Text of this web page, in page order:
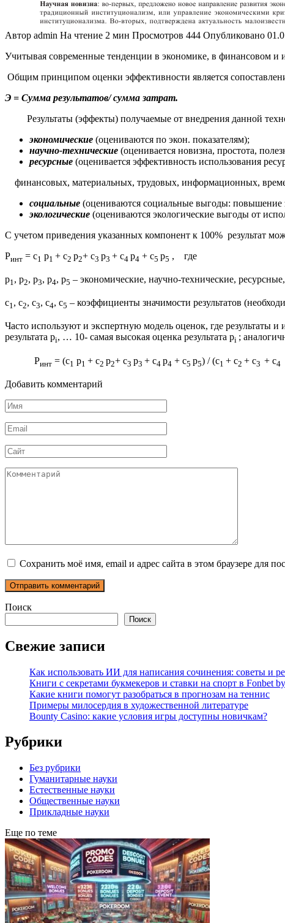
Автор admin На чтение 2 мин Просмотров 444 Опубликовано
Учитывая современные тенденции в экономике, в финансовом
Общим принципом оценки эффективности является
Э = Сумма результатов/ сумма затрат.
Результаты (эффекты) получаемые от внедрения данной
экономические (оцениваются по экон. показателям);
научно-технические (оценивается новизна, простота,
ресурсные (оценивается эффективность использования
финансовых, материальных, трудовых, информационных,
социальные (оцениваются социальные выгоды: повышение
экологические (оцениваются экологические выгоды от
С учетом приведения указанных компонент к 100% результат
Ринт = с1 р1 + с2 р2+ с3 р3 + с4 р4 + с5 р5 , где
р1, р2, р3, р4, р5 – экономические, научно-технические,
с1, с2, с3, с4, с5 – коэффициенты значимости результатов
Часто используют и экспертную модель оценок, где результаты
результата pi, … 10- самая высокая оценка результата pi ;
Ринт = (с1 р1 + с2 р2+ с3 р3 + с4 р4 + с5 р5) / (с1 + с2 + с3 + с4
Добавить комментарий
Имя
*
Email
*
Сайт
Комментарий
Сохранить моё имя, email и адрес сайта в этом браузере для
Поиск
Поиск
Свежие записи
Как использовать ИИ для написания сочинения: советы и
Книги с секретами букмекеров и ставки на спорт в Fonbet by
Какие книги помогут разобраться в прогнозам на теннис
Примеры милосердия в художественной литературе
Bounty Casino: какие условия игры доступны новичкам?
Рубрики
Без рубрики
Гуманитарные науки
Естественные науки
Общественные науки
Прикладные науки
Еще по теме